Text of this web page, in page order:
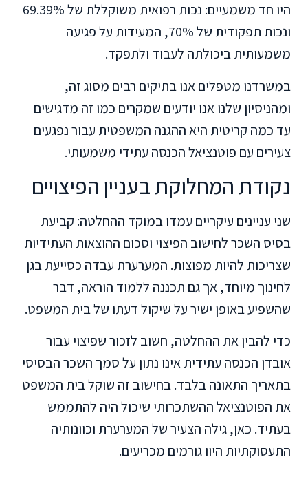
היו חד משמעיים: נכות רפואית משוקללת של 69.39%
ונכות תפקודית של 70%, המעידות על פגיעה
משמעותית ביכולתה לעבוד ולתפקד.
במשרדנו מטפלים אנו בתיקים רבים מסוג זה,
ומהניסיון שלנו אנו יודעים שמקרים כמו זה מדגישים
עד כמה קריטית היא ההגנה המשפטית עבור נפגעים
צעירים עם פוטנציאל הכנסה עתידי משמעותי.
נקודת המחלוקת בעניין הפיצויים
שני עניינים עיקריים עמדו במוקד ההחלטה: קביעת
בסיס השכר לחישוב הפיצוי וסכום ההוצאות העתידיות
שצריכות להיות מפוצות. המערערת עבדה כסייעת בגן
לחינוך מיוחד, אך גם תכננה ללמוד הוראה, דבר
שהשפיע באופן ישיר על שיקול דעתו של בית המשפט.
כדי להבין את ההחלטה, חשוב לזכור שפיצוי עבור
אובדן הכנסה עתידית אינו נתון על סמך השכר הבסיסי
בתאריך התאונה בלבד. בחישוב זה שוקל בית המשפט
את הפוטנציאל ההשתכרותי שיכול היה להתממש
בעתיד. כאן, גילה הצעיר של המערערת וכוונותיה
התעסוקתיות היוו גורמים מכריעים.